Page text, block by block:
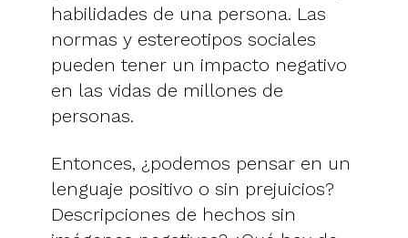
habilidades de una persona. Las
normas y estereotipos sociales
pueden tener un impacto negativo
en las vidas de millones de
personas.
Entonces, ¿podemos pensar en un
lenguaje positivo o sin prejuicios?
Descripciones de hechos sin